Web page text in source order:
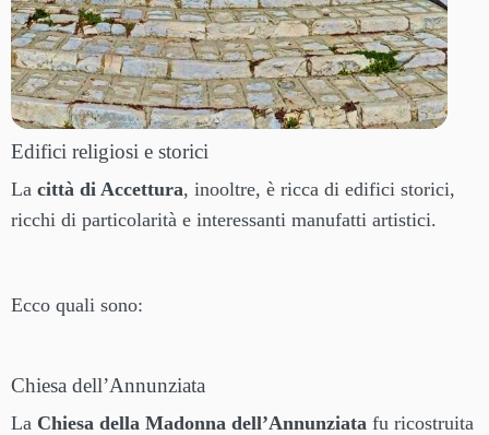
Edifici religiosi e storici
La città di Accettura, inooltre, è ricca di edifici storici,
ricchi di particolarità e interessanti manufatti artistici.
Ecco quali sono:
Chiesa dell’Annunziata
La Chiesa della Madonna dell’Annunziata fu ricostruita